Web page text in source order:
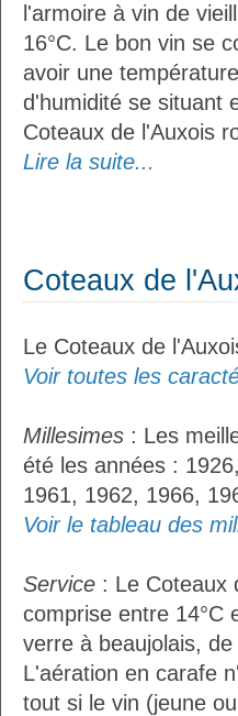
l'armoire à vin de
16°C. Le bon vin se
avoir une
d'humidité se situant
Coteaux de l'Auxois
Lire la suite...
Coteaux de
Le Coteaux de
Voir toutes les
Millesimes : Les
été les années :
1961, 1962, 1966,
Voir le tableau des
Service : Le Coteaux
comprise entre 14°C
verre à beaujolais,
L'aération en carafe
tout si le vin (jeune